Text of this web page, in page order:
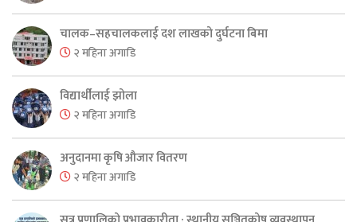
चालक–सहचालकलाई दश लाखको दुर्घटना बिमा
२ महिना अगाडि
विद्यार्थीलाई झोला
२ महिना अगाडि
अनुदानमा कृषि औजार वितरण
२ महिना अगाडि